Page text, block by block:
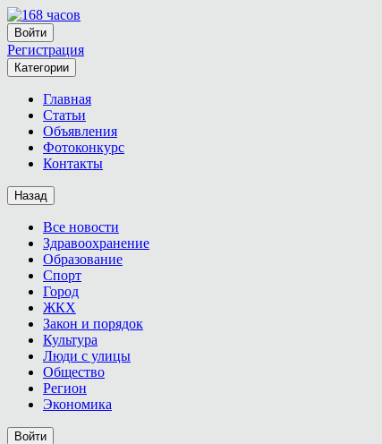
Войти
Регистрация
Категории
Главная
Статьи
Объявления
Фотоконкурс
Контакты
Назад
Все новости
Здравоохранение
Образование
Спорт
Город
ЖКХ
Закон и порядок
Культура
Люди с улицы
Общество
Регион
Экономика
Войти